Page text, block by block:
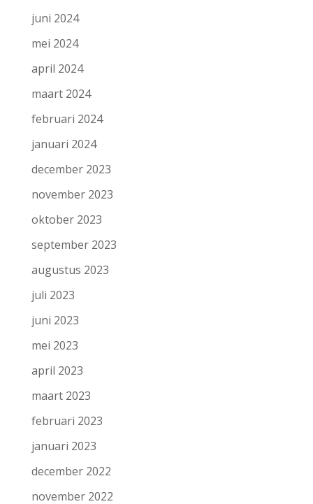
juni 2024
mei 2024
april 2024
maart 2024
februari 2024
januari 2024
december 2023
november 2023
oktober 2023
september 2023
augustus 2023
juli 2023
juni 2023
mei 2023
april 2023
maart 2023
februari 2023
januari 2023
december 2022
november 2022